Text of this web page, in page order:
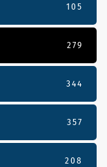
105
279
344
357
208